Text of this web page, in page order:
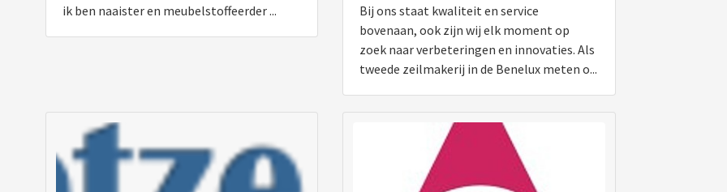
ik ben naaister en meubelstoffeerder ...
Bij ons staat kwaliteit en service
bovenaan, ook zijn wij elk moment op
zoek naar verbeteringen en innovaties. Als
tweede zeilmakerij in de Benelux meten o...